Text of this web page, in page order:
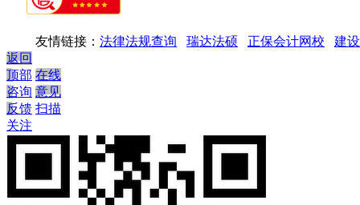
友情链接： 法律法规查询 瑞达法硕 正保会计网校
建
返回
顶部 在线
咨询 意见
反馈 扫描
关注